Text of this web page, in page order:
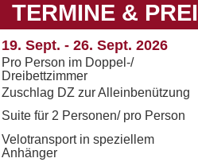
TERMINE &
19. Sept. - 26. Sept. 2026
Pro Person im Doppel-/
Dreibettzimmer
Zuschlag DZ zur Alleinbenützung
Suite für 2 Personen/ pro Person
Velotransport in speziellem
Anhänger